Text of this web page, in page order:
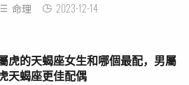
命理 2023-12-14
虎的天蝎座女生和哪個最配，男屬
天蝎座更佳配偶